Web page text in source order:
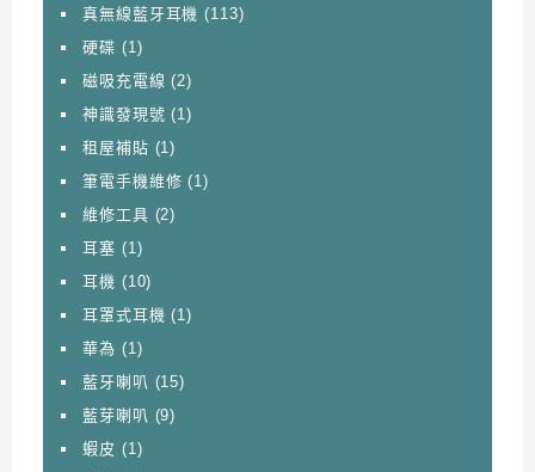
真無線藍牙耳機 (113)
硬碟 (1)
磁吸充電線 (2)
神識發現號 (1)
租屋補貼 (1)
筆電手機維修 (1)
維修工具 (2)
耳塞 (1)
耳機 (10)
耳罩式耳機 (1)
華為 (1)
藍牙喇叭 (15)
藍芽喇叭 (9)
蝦皮 (1)